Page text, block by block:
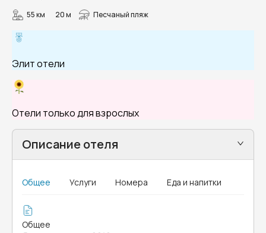
55 км 20 м Песчаный пляж
Элит отели
Отели только для взрослых
Описание отеля
Общее Услуги Номера Еда и напитки
Общее